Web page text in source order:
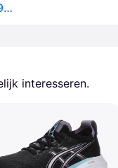
Lage Sneakers Asics Gel Nimbus 27 - multicolour - 42,41 1/2,39 1/2
interesseren.